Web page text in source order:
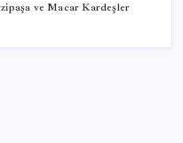
ve Macar Kardeşler